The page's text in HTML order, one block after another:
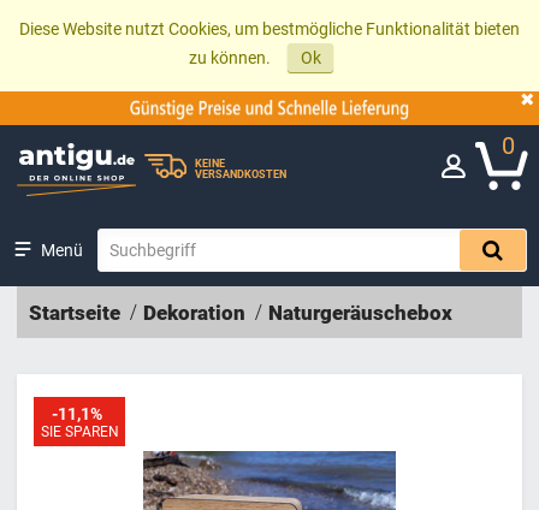
Diese Website nutzt Cookies, um bestmögliche Funktionalität bieten
zu können.
Ok
KEINE
VERSANDKOSTEN
0
Menü
Startseite Dekoration Naturgeräuschebox
-11,1%
SIE SPAREN